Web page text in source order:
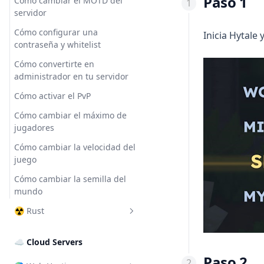
Proteger tu servidor
Optimizar el servidor
Cómo usar Spark
Cómo agregar una contraseña
a tu servidor
Cómo activar el crossplay
servidor
servidor
Cómo configurar una
contraseña y whitelist
Cómo convertirte en
administrador en tu servidor
Cómo activar el PvP
Cómo cambiar el máximo de
jugadores
Cómo cambiar la velocidad del
juego
Cómo cambiar la semilla del
mundo
☢️ Rust
de mods
☁ Cloud Servers
Inicia Hytale